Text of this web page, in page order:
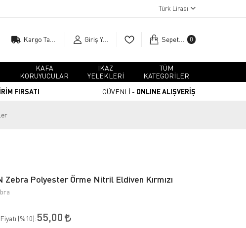
Türk Lirası
Giriş Yap Sepetim 0
KAFA
KORUYUCULAR
İKAZ
YELEKLERİ
TÜM
KATEGORİLER
FIRSATI GÜVENLİ - ONLINE ALIŞVERİŞ
Zebra Polyester Örme Nitril Eldiven Kırmızı
(%10):55,00